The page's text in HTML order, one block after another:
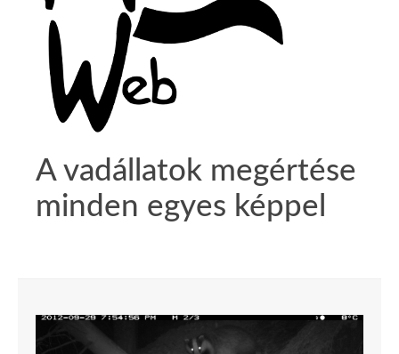
A vadállatok megértése
minden egyes képpel